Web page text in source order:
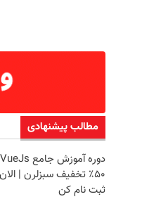
مطالب پیشنهادی
۵۰٪ تخفیف سبزلرن | الان
ثبت نام کن